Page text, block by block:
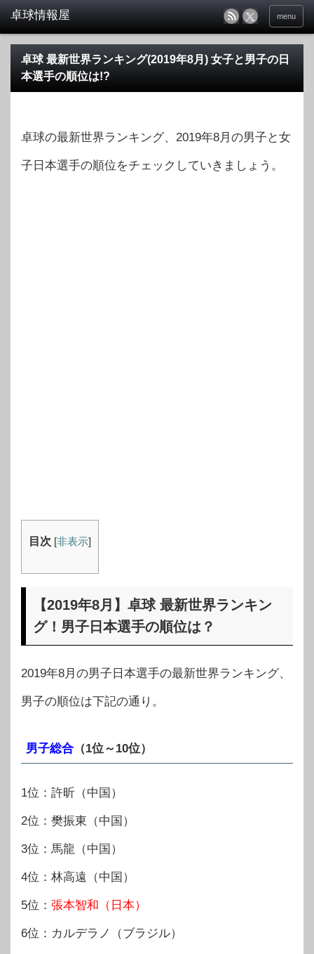
menu
卓球 最新世界ランキング(2019年8月) 女子と男子の日
本選手の順位は!?
卓球の最新世界ランキング、2019年8月の男子と女
子日本選手の順位をチェックしていきましょう。
目次 [非表示]
【2019年8月】卓球 最新世界ランキン
グ！男子日本選手の順位は？
2019年8月の男子日本選手の最新世界ランキング、
男子の順位は下記の通り。
男子総合 （1位～10位）
1位：許昕（中国）
2位：樊振東（中国）
3位：馬龍（中国）
4位：林高遠（中国）
5位： 張本智和（日本）
6位：カルデラノ（ブラジル）